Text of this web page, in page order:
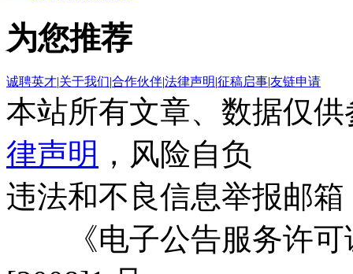
为您推荐
诚聘英才|关于我们|合作伙伴|法律声明|征稿启事|友链申请
本站所有文章、数据仅
律声明 ，风险自负
违法和不良信息举报邮箱
《电子公告服务许可